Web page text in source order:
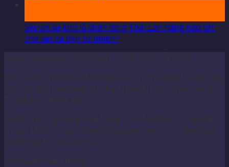
Serum se khít lỗ chân lông Thái Lan hãng nào tốt
cho làn da đẹp tự nhiên?
NHẬN ORDER & SHIP HÀNG TRỰC TIẾP TỪ THÁI
Bách Hóa Thái hoạt động dưới mô hình chuyên cung cấp
các thông tin về hàng nội địa Thái và nhận Order hàng
Thái Lan sỉ lẻ các loại.
Cung cấp ứng dụng mua hàng Thái Lan tiện lợi, an toàn,
chuẩn 100%. Khách hàng được phép kiểm tra hàng hóa
thoải mái khi giao hàng.
Chính sách bán hàng